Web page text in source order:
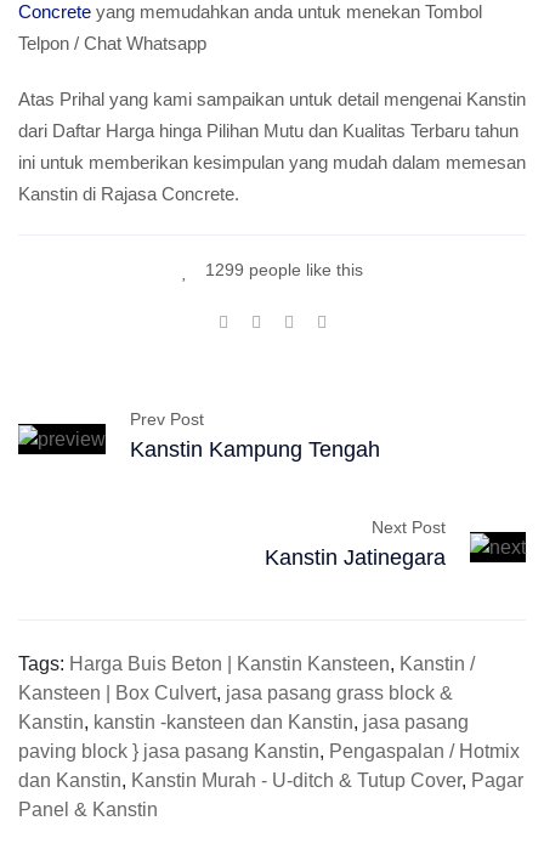
Concrete yang memudahkan anda untuk menekan Tombol
Telpon / Chat Whatsapp
Atas Prihal yang kami sampaikan untuk detail mengenai Kanstin
dari Daftar Harga hinga Pilihan Mutu dan Kualitas Terbaru tahun
ini untuk memberikan kesimpulan yang mudah dalam memesan
Kanstin di Rajasa Concrete.
1299 people like this
Prev Post
Kanstin Kampung Tengah
Next Post
Kanstin Jatinegara
Tags: Harga Buis Beton | Kanstin Kansteen, Kanstin /
Kansteen | Box Culvert, jasa pasang grass block &
Kanstin, kanstin -kansteen dan Kanstin, jasa pasang
paving block } jasa pasang Kanstin, Pengaspalan / Hotmix
dan Kanstin, Kanstin Murah - U-ditch & Tutup Cover, Pagar
Panel & Kanstin